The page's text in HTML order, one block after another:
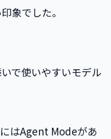
象でした。
で使いやすいモデル
はAgent Modeがあ